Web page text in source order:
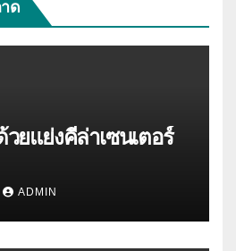
ด
ยแย่งคีล่าเซนเตอร์
ADMIN